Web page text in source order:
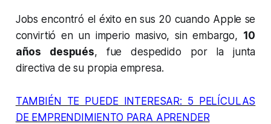
Jobs encontró el éxito en sus 20 cuando Apple se
convirtió en un imperio masivo, sin embargo, 10
años después, fue despedido por la junta
directiva de su propia empresa.
TAMBIÉN TE PUEDE INTERESAR: 5 PELÍCULAS
DE EMPRENDIMIENTO PARA APRENDER